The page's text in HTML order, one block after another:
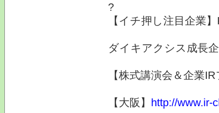
?
【イチ押し注目企業
ダイキアクシス成長
【株式講演会＆企業
【大阪】 http://www.ir-